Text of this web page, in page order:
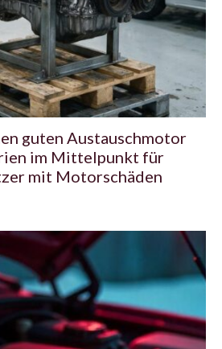
guten Austauschmotor
im Mittelpunkt für
mit Motorschäden